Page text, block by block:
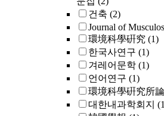
건축 (2)
Journal of
環境科學硏究 (1)
한국사연구 (1)
겨레어문학 (1)
언어연구 (1)
環境科學硏究所
대한내과학회지